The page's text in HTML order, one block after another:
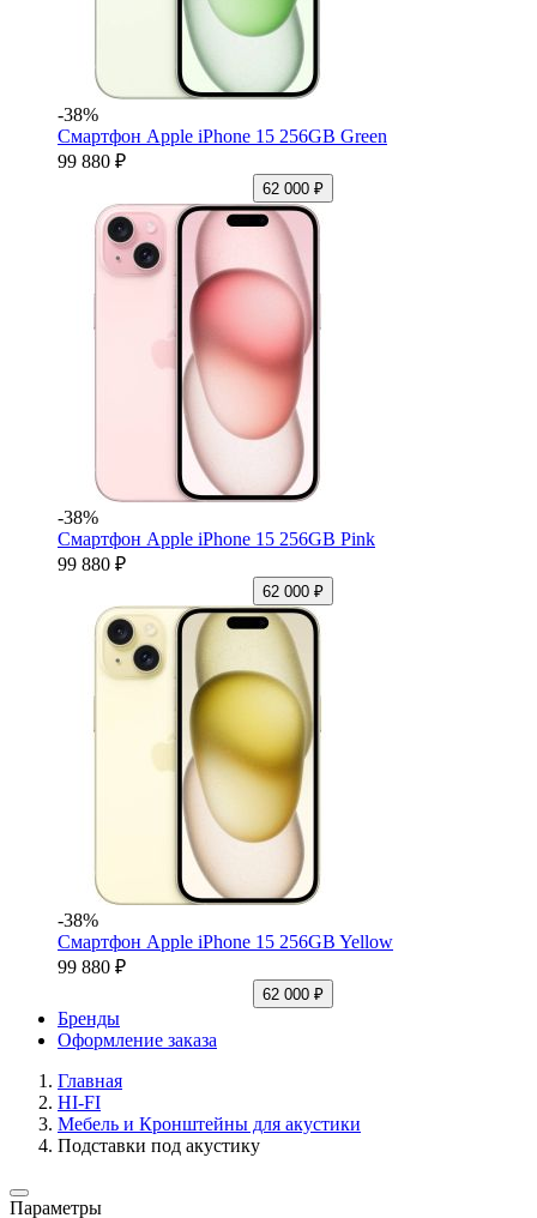
-38%
Смартфон Apple iPhone 15 256GB Green
99 880 ₽
62 000 ₽
-38%
Смартфон Apple iPhone 15 256GB Pink
99 880 ₽
62 000 ₽
-38%
Смартфон Apple iPhone 15 256GB Yellow
99 880 ₽
62 000 ₽
Бренды
Оформление заказа
Главная
HI-FI
Мебель и Кронштейны для акустики
Подставки под акустику
Параметры